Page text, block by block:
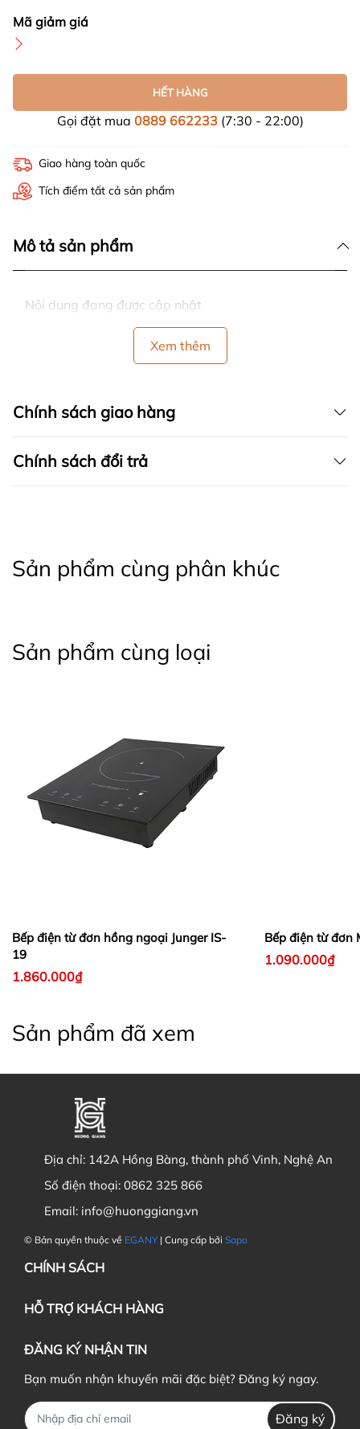
Mã giảm giá
HẾT HÀNG
Gọi đặt mua 0889 662233(7:30 - 22:00)
Giao hàng toàn quốc
Tích điểm tất cả sản phẩm
Mô tả sản phẩm
Nội dung đang được cập nhật
Xem thêm
Chính sách giao hàng
Chính sách đổi trả
Sản phẩm cùng phân khúc
Sản phẩm cùng loại
Bếp điện từ đơn hồng ngoại Junger IS-
19
1.860.000₫
Bếp điện từ đơn
1.090.000₫
Sản phẩm đã xem
Địa chỉ: 142A Hồng Bàng, thành phố Vinh, Nghệ An
Số điện thoại: 0862 325 866
Email: info@huonggiang.vn
© Bản quyền thuộc về EGANY | Cung cấp bởi Sapo
CHÍNH SÁCH
HỖ TRỢ KHÁCH HÀNG
ĐĂNG KÝ NHẬN TIN
Bạn muốn nhận khuyến mãi đặc biệt? Đăng ký ngay.
Đăng ký